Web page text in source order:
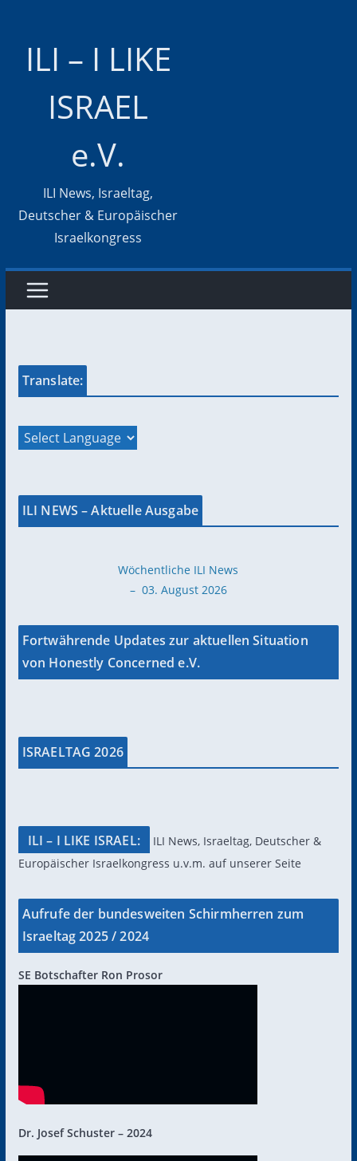
ILI – I LIKE
ISRAEL
e.V.
ILI News, Israeltag,
Deutscher & Europäischer
Israelkongress
Translate:
ILI NEWS – Aktuelle Ausgabe
Wöchentliche ILI News
– 03. August 2026
Fortwährende Updates zur aktuellen Situation
von Honestly Concerned e.V.
ISRAELTAG 2026
ILI – I LIKE ISRAEL:
ILI News, Israeltag, Deutscher &
Europäischer Israelkongress u.v.m. auf unserer Seite
Aufrufe der bundesweiten Schirmherren zum
Israeltag 2025 / 2024
SE Botschafter Ron Prosor
Dr. Josef Schuster – 2024